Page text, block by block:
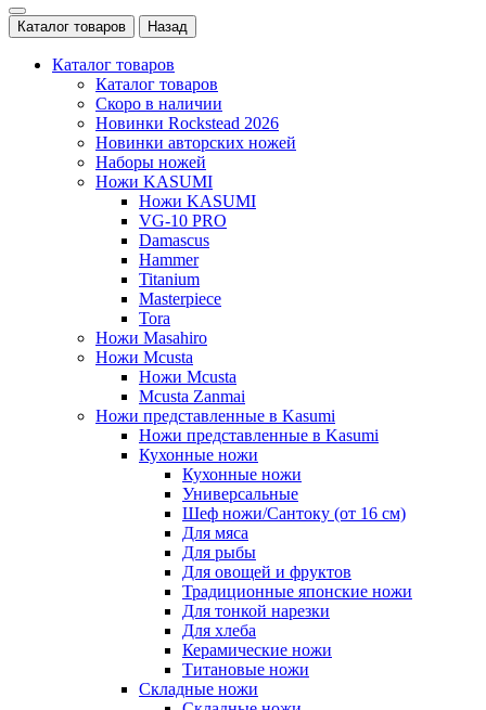
Каталог товаров Назад
Каталог товаров
Каталог товаров
Скоро в наличии
Новинки Rockstead 2026
Новинки авторских ножей
Наборы ножей
Ножи KASUMI
Ножи KASUMI
VG-10 PRO
Damascus
Hammer
Titanium
Masterpiece
Tora
Ножи Masahiro
Ножи Mcusta
Ножи Mcusta
Mcusta Zanmai
Ножи представленные в Kasumi
Ножи представленные в Kasumi
Кухонные ножи
Кухонные ножи
Универсальные
Шеф ножи/Сантоку (от 16 см)
Для мяса
Для рыбы
Для овощей и фруктов
Традиционные японские ножи
Для тонкой нарезки
Для хлеба
Керамические ножи
Титановые ножи
Складные ножи